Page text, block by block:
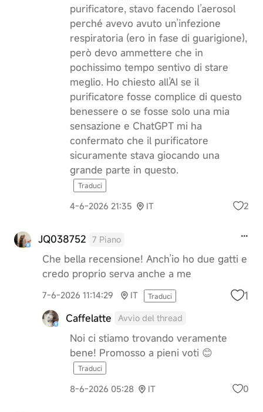
purificatore, stavo facendo l’aerosol
perché avevo avuto un’infezione
respiratoria (ero in fase di guarigione),
però devo ammettere che in
pochissimo tempo sentivo di stare
meglio. Ho chiesto all’AI se il
purificatore fosse complice di questo
benessere o se fosse solo una mia
sensazione e ChatGPT mi ha
confermato che il purificatore
sicuramente stava giocando una
grande parte in questo.
Traduci
4-6-2026 21:35 IT 2
JQ038752 7 Piano
Che bella recensione! Anch’io ho due gatti e
credo proprio serva anche a me
7-6-2026 11:14:29 IT Traduci 1
Caffelatte Avvio del thread
Noi ci stiamo trovando veramente
bene! Promosso a pieni voti 😊
Traduci
8-6-2026 05:28 IT 0